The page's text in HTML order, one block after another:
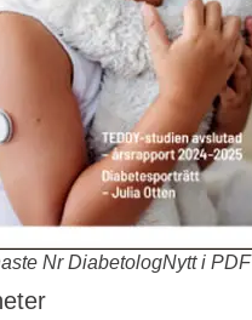
Nr DiabetologNytt i PDF